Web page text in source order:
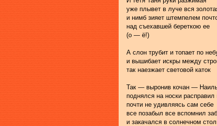
уже плывет в луче вся
и нимб зияет штемпелем
над съехавшей береткою ее
(о — ё!)
А слон трубит и топает по
и вышибает искры между
так наезжает световой каток
Так — выронив кочан —
поднялся на носки расправил
почти не удивляясь сам себе
все позабыл все вспомнил
и закачался в солнечном